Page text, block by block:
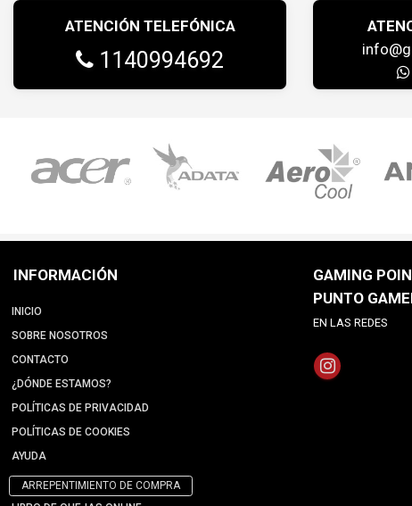
ATENCIÓN TELEFÓNICA
1140994692
INFORMACIÓN
INICIO
SOBRE NOSOTROS
CONTACTO
¿DÓNDE ESTAMOS?
POLÍTICAS DE PRIVACIDAD
POLÍTICAS DE COOKIES
AYUDA
ARREPENTIMIENTO DE COMPRA
GAMING
PUNTO
EN LAS REDES